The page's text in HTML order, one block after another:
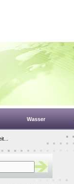
Wasser